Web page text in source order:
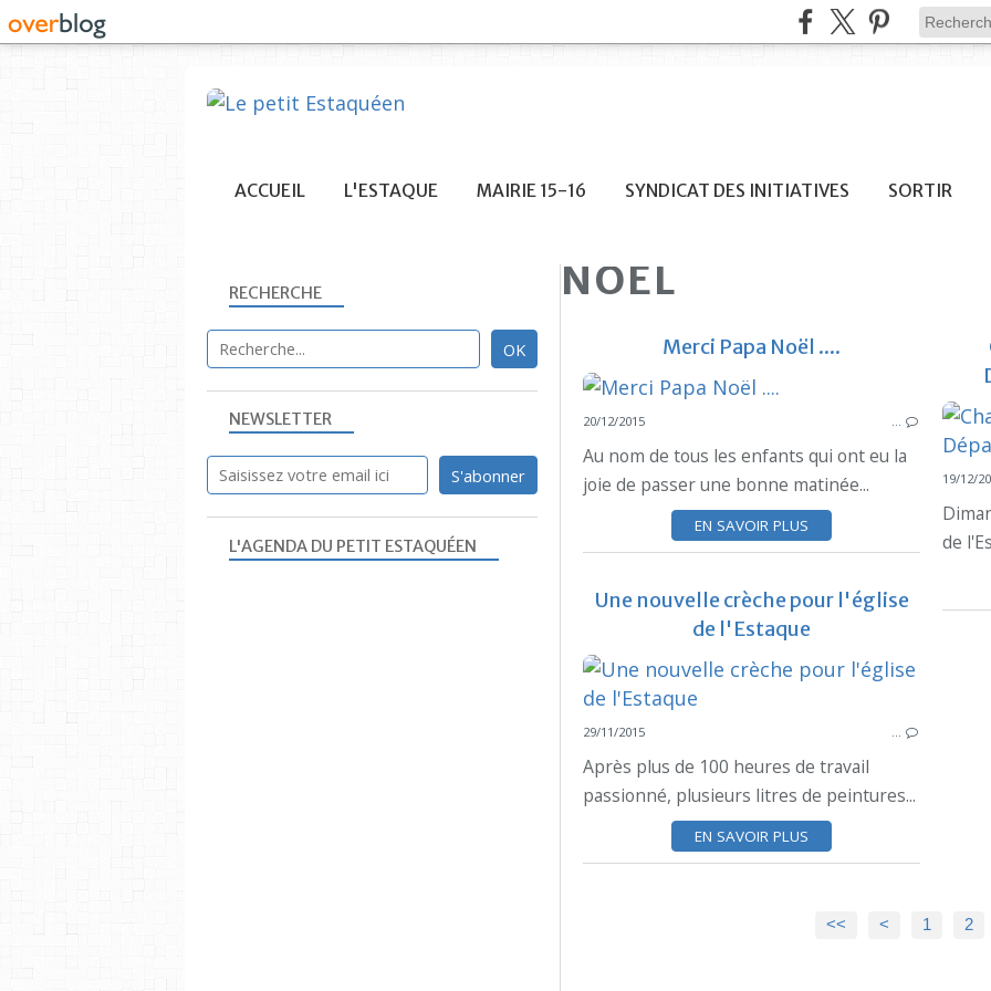
ACCUEIL L'ESTAQUE MAIRIE 15-16 SYNDICAT DES INITIATIVES SORTIR
NOEL
Merci Papa Noël ....
20/12/2015 …
Au nom de tous les enfants qui ont eu la
joie de passer une bonne matinée...
EN SAVOIR PLUS
19/12/
de
Une nouvelle crèche pour l'église
de l'Estaque
29/11/2015 …
Après plus de 100 heures de travail
passionné, plusieurs litres de peintures...
EN SAVOIR PLUS
<< < 1 2
NEWSLETTER
RECHERCHE
L'AGENDA DU PETIT ESTAQUÉEN